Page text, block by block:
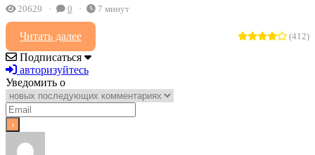
20629 0 7 минут
Читать далее (412)
Подписаться
авторизуйтесь
Уведомить о